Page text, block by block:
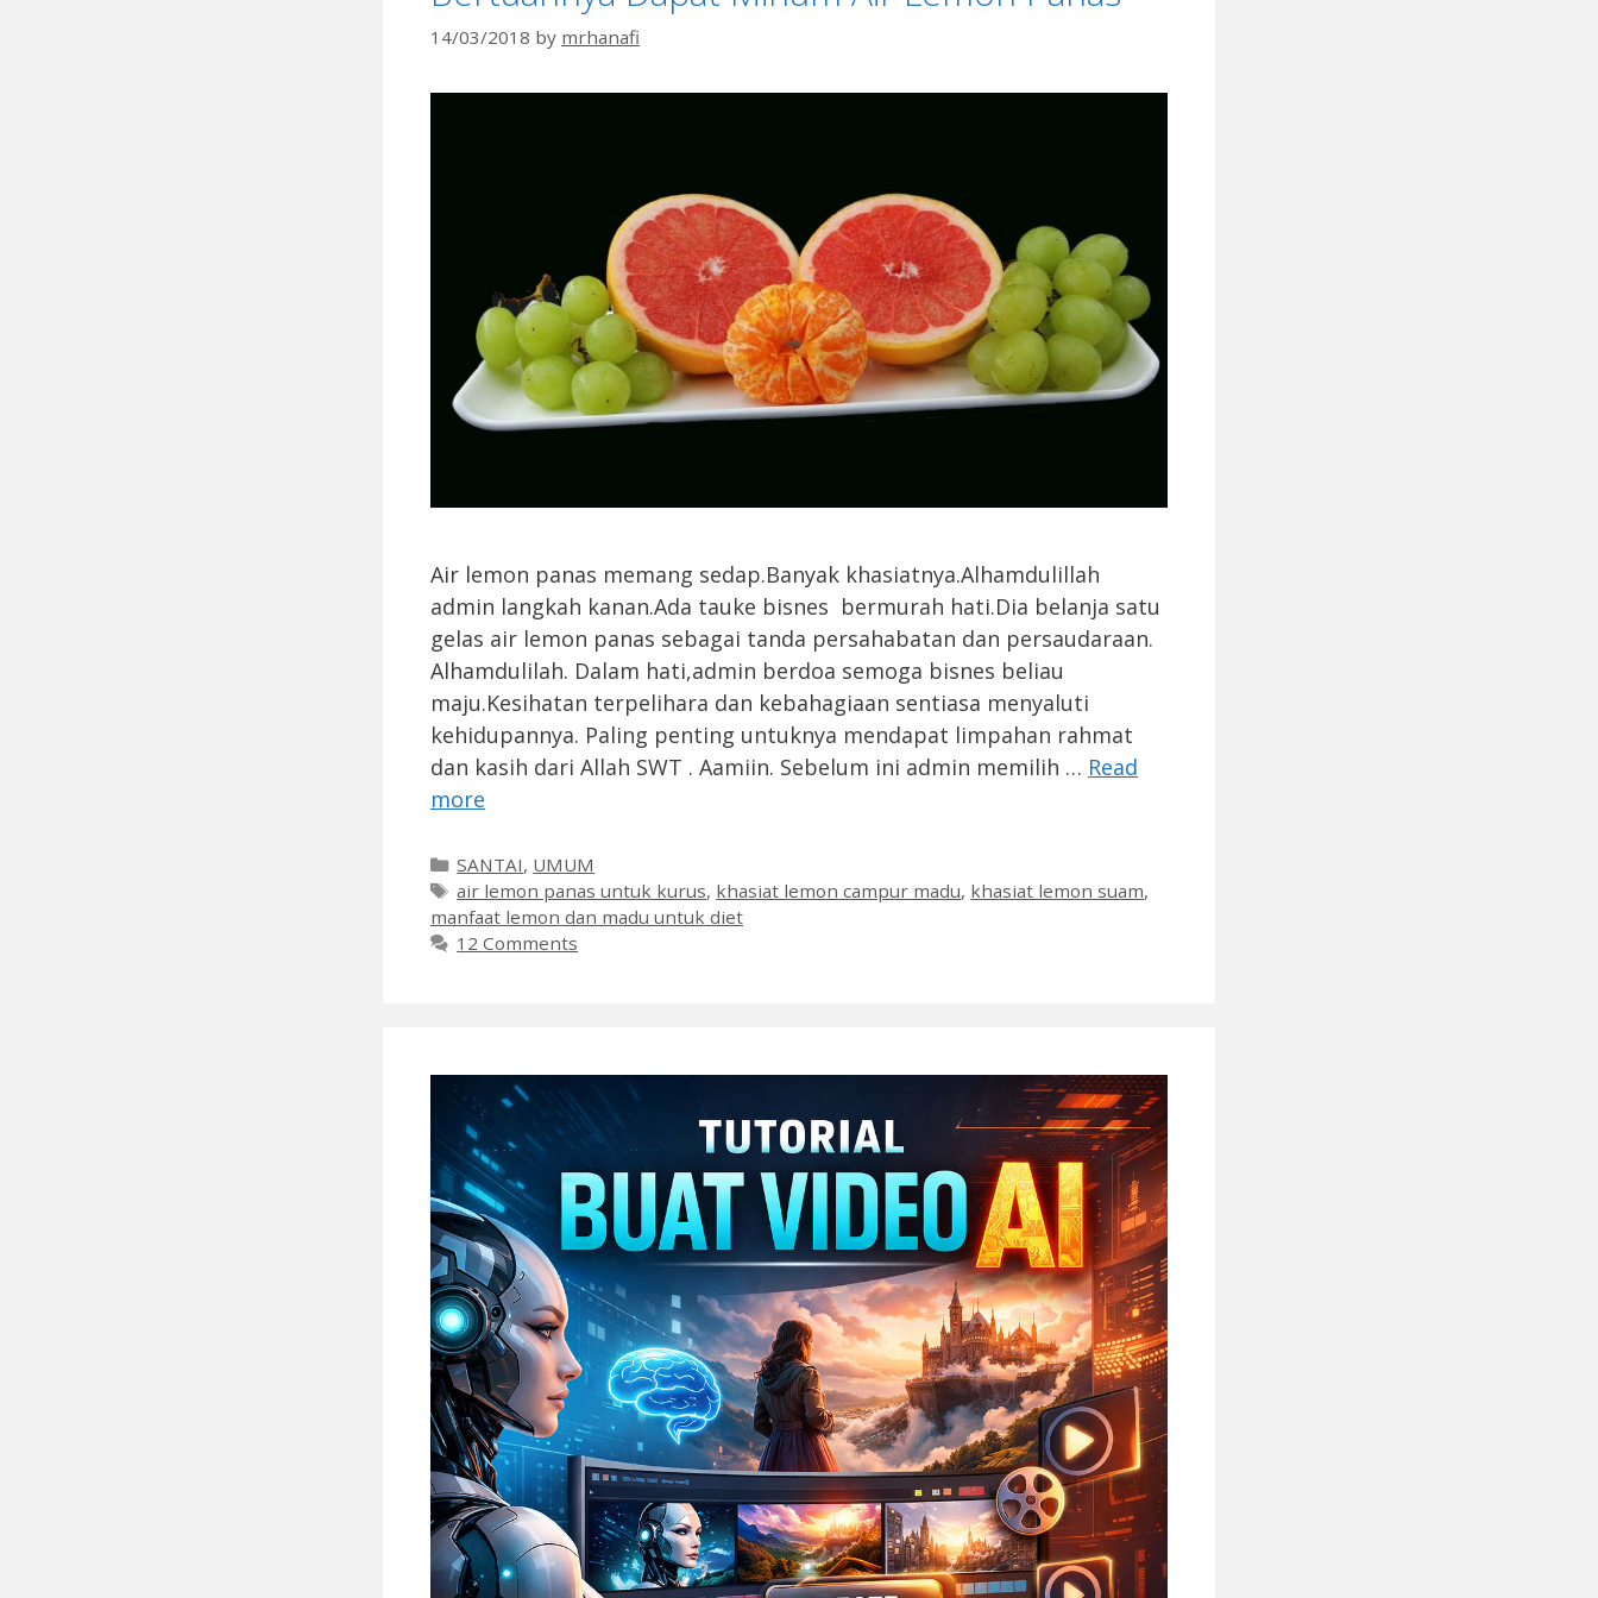
14/03/2018 by mrhanafi
Air lemon panas memang sedap.Banyak khasiatnya.Alhamdulillah
admin langkah kanan.Ada tauke bisnes bermurah hati.Dia belanja satu
gelas air lemon panas sebagai tanda persahabatan dan persaudaraan.
Alhamdulilah. Dalam hati,admin berdoa semoga bisnes beliau
maju.Kesihatan terpelihara dan kebahagiaan sentiasa menyaluti
kehidupannya. Paling penting untuknya mendapat limpahan rahmat
dan kasih dari Allah SWT . Aamiin. Sebelum ini admin memilih … Read
more
Categories
SANTAI, UMUM
Tags
air lemon panas untuk kurus, khasiat lemon campur madu, khasiat lemon suam,
manfaat lemon dan madu untuk diet
12 Comments